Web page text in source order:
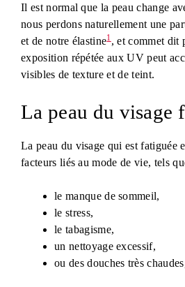
Il est normal que la peau change
nous perdons naturellement une
et de notre élastine1, et commet dit
exposition répétée aux UV peut
visibles de texture et de teint.
La peau du visage
La peau du visage qui est fatiguée
facteurs liés au mode de vie, tels
le manque de sommeil,
le stress,
le tabagisme,
un nettoyage excessif,
ou des douches très